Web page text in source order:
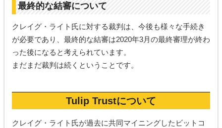
最終的な結審について
クレイグ・ライト氏に対する裁判は、今後も様々な手続き
が必要であり、最終的な結審は2020年3月の最終審理が終わ
った後になると考えられています。
まだまだ裁判は続くということです。
Tulip Trustについて
クレイグ・ライト氏が過去に共同マイニングしたビットコ